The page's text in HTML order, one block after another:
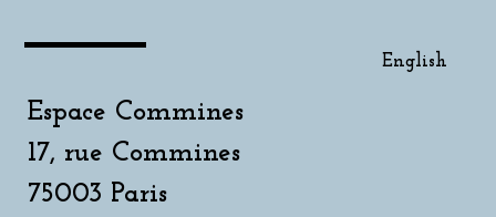
Espace Commines
17, rue Commines
75003 Paris
English